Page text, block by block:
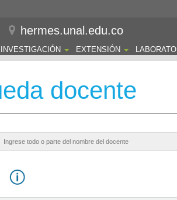
hermes.unal.edu.co
INVESTIGACIÓN EXTENSIÓN
docente